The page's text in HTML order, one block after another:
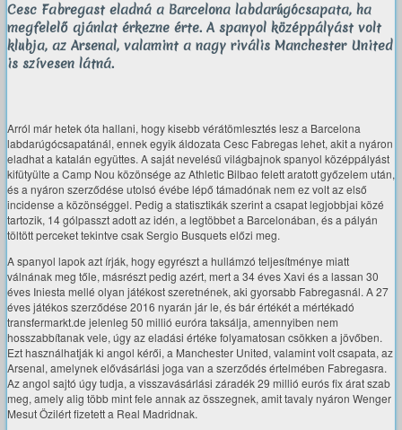
Cesc Fabregast eladná a Barcelona labdarúgócsapata, ha
megfelelő ajánlat érkezne érte. A spanyol középpályást volt
klubja, az Arsenal, valamint a nagy rivális Manchester United
is szívesen látná.
Arról már hetek óta hallani, hogy kisebb vérátömlesztés lesz a Barcelona
labdarúgócsapatánál, ennek egyik áldozata Cesc Fabregas lehet, akit a nyáron
eladhat a katalán együttes. A saját nevelésű világbajnok spanyol középpályást
kifütyülte a Camp Nou közönsége az Athletic Bilbao felett aratott győzelem után,
és a nyáron szerződése utolsó évébe lépő támadónak nem ez volt az első
incidense a közönséggel. Pedig a statisztikák szerint a csapat legjobbjai közé
tartozik, 14 gólpasszt adott az idén, a legtöbbet a Barcelonában, és a pályán
töltött perceket tekintve csak Sergio Busquets előzi meg.
A spanyol lapok azt írják, hogy egyrészt a hullámzó teljesítménye miatt
válnának meg tőle, másrészt pedig azért, mert a 34 éves Xavi és a lassan 30
éves Iniesta mellé olyan játékost szeretnének, aki gyorsabb Fabregasnál. A 27
éves játékos szerződése 2016 nyarán jár le, és bár értékét a mértékadó
transfermarkt.de jelenleg 50 millió euróra taksálja, amennyiben nem
hosszabbítanak vele, úgy az eladási értéke folyamatosan csökken a jövőben.
Ezt használhatják ki angol kérői, a Manchester United, valamint volt csapata, az
Arsenal, amelynek elővásárlási joga van a szerződés értelmében Fabregasra.
Az angol sajtó úgy tudja, a visszavásárlási záradék 29 millió eurós fix árat szab
meg, amely alig több mint fele annak az összegnek, amit tavaly nyáron Wenger
Mesut Özilért fizetett a Real Madridnak.